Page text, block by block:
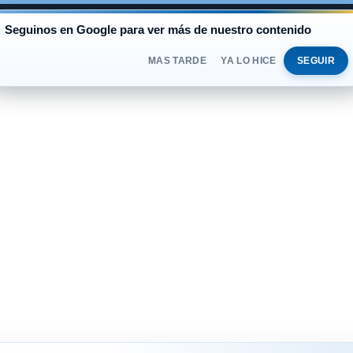
DOLAR BLUE$1.525OFICIAL$1.520 SÁBADO
Seguinos en Google para ver más de nuestro contenido
MAS TARDE YA LO HICE SEGUIR